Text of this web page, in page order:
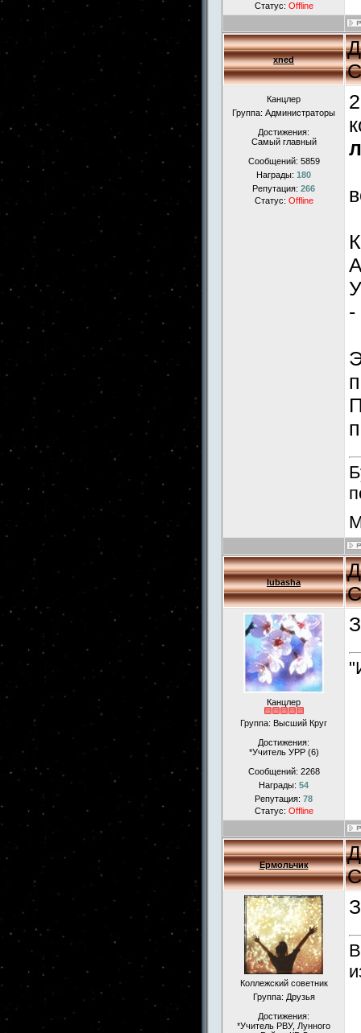
Статус: Offline
xned
Канцлер
Группа: Администраторы
Достижения:
Самый главный
Сообщений: 5859
Награды: 180
Репутация: 266
Статус: Offline
-
lubasha
Канцлер
Группа: Высший Круг
Достижения:
*Учитель УРР (6)
Сообщений: 2268
Награды: 54
Репутация: 78
Статус: Offline
Ермольчик
Коллежский советник
Группа: Друзья
Достижения:
*Учитель РВУ, Лунного